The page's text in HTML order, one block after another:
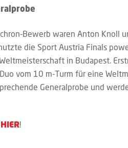
Bewerb waren Anton Knoll
die Sport Austria Finals
in Budapest.
vom 10 m-Turm für eine
Generalprobe und
HIER!